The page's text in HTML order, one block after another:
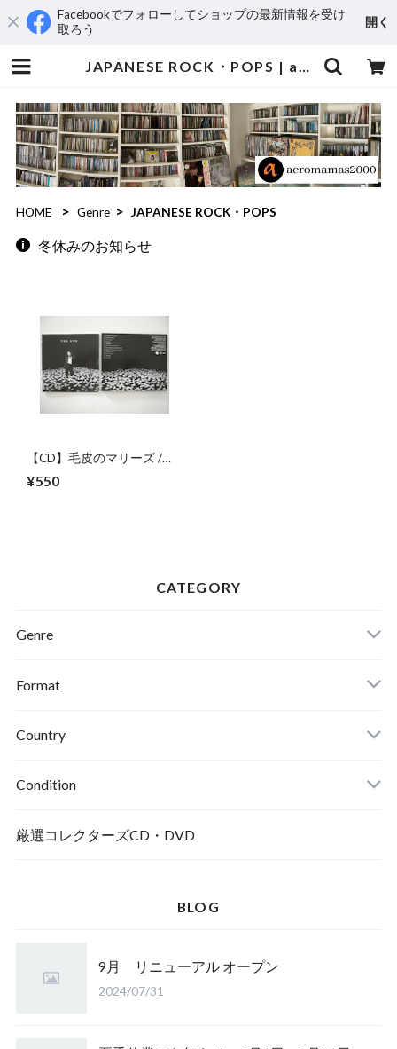
Facebookでフォローしてショップの最新情報を受け
取ろう
開く
JAPANESE ROCK・POPS | aeromamas2000
HOME Genre JAPANESE ROCK・POPS
冬休みのお知らせ
【CD】毛皮のマリーズ /
¥550
CATEGORY
Genre
Format
Country
Condition
厳選コレクターズCD・DVD
BLOG
9月 リニューアル オープン
2024/07/31